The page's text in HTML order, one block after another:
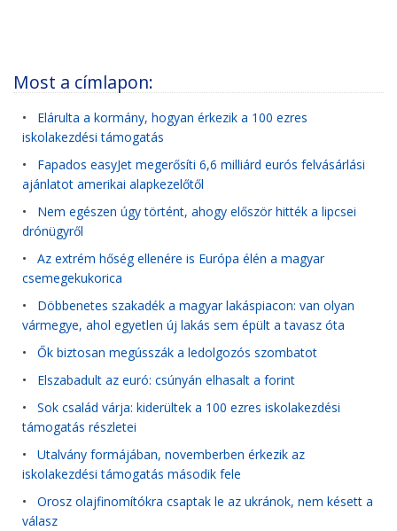
Most a címlapon:
• Elárulta a kormány, hogyan érkezik a 100 ezres
iskolakezdési támogatás
• Fapados easyJet megerősíti 6,6 milliárd eurós felvásárlási
ajánlatot amerikai alapkezelőtől
• Nem egészen úgy történt, ahogy először hitték a lipcsei
drónügyről
• Az extrém hőség ellenére is Európa élén a magyar
csemegekukorica
• Döbbenetes szakadék a magyar lakáspiacon: van olyan
vármegye, ahol egyetlen új lakás sem épült a tavasz óta
• Ők biztosan megússzák a ledolgozós szombatot
• Elszabadult az euró: csúnyán elhasalt a forint
• Sok család várja: kiderültek a 100 ezres iskolakezdési
támogatás részletei
• Utalvány formájában, novemberben érkezik az
iskolakezdési támogatás második fele
• Orosz olajfinomítókra csaptak le az ukránok, nem késett a
válasz